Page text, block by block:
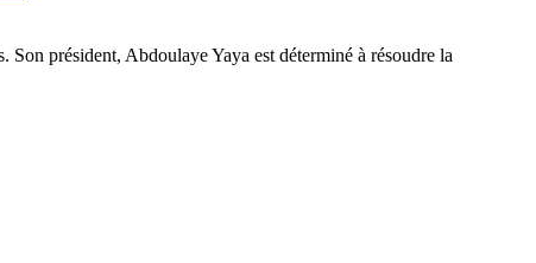
président, Abdoulaye Yaya est déterminé à résoudre la